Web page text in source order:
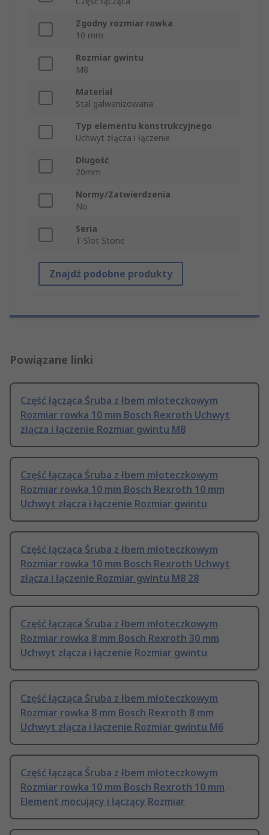
Zgodny rozmiar rowka
10 mm
Rozmiar gwintu
M8
Materiał
Stal galwanizowana
Typ elementu konstrukcyjnego
Uchwyt złącza i łączenie
Długość
20mm
Normy/Zatwierdzenia
No
Seria
T-Slot Stone
Znajdź podobne produkty
Powiązane linki
Część łącząca Śruba z łbem młoteczkowym
Rozmiar rowka 10 mm Bosch Rexroth Uchwyt
złącza i łączenie Rozmiar gwintu M8
Część łącząca Śruba z łbem młoteczkowym
Rozmiar rowka 10 mm Bosch Rexroth 10 mm
Uchwyt złącza i łączenie Rozmiar gwintu
Część łącząca Śruba z łbem młoteczkowym
Rozmiar rowka 10 mm Bosch Rexroth Uchwyt
złącza i łączenie Rozmiar gwintu M8 28
Część łącząca Śruba z łbem młoteczkowym
Rozmiar rowka 8 mm Bosch Rexroth 30 mm
Uchwyt złącza i łączenie Rozmiar gwintu
Część łącząca Śruba z łbem młoteczkowym
Rozmiar rowka 8 mm Bosch Rexroth 8 mm
Uchwyt złącza i łączenie Rozmiar gwintu M6
Część łącząca Śruba z łbem młoteczkowym
Rozmiar rowka 10 mm Bosch Rexroth 10 mm
Element mocujący i łączący Rozmiar